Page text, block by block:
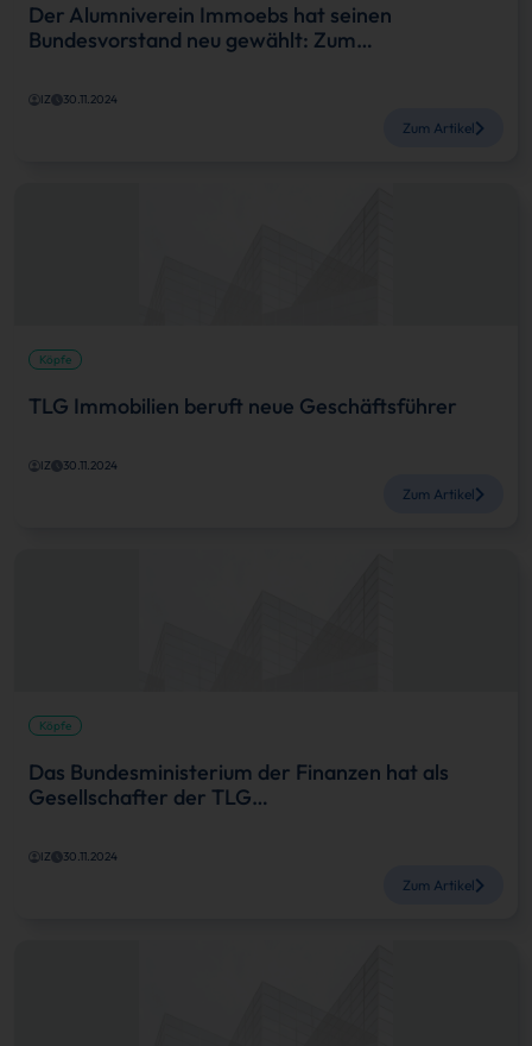
Der Alumniverein Immoebs hat seinen
Bundesvorstand neu gewählt: Zum…
IZ 30.11.2024
Zum Artikel
Köpfe
TLG Immobilien beruft neue Geschäftsführer
IZ 30.11.2024
Zum Artikel
Köpfe
Das Bundesministerium der Finanzen hat als
Gesellschafter der TLG…
IZ 30.11.2024
Zum Artikel